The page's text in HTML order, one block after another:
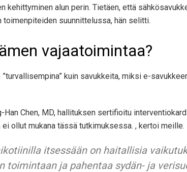
alun perin. Tietäen, että
toimenpiteiden suunnittelussa, hän selitti.
vajaatoimintaa?
kuin savukkeita, miksi e-
Han Chen, MD, hallituksen sertifioitu
ollut mukana tässä tutkimuksessa. , kertoi meille.
itsessään on haitallisia
ja pahentaa sydän- ja